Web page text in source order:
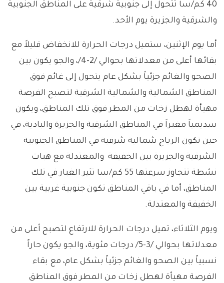
40 كم/سا تتحول إلى جنوبية شرقية على المناطق الجنوبية
والشرقية والجزيرة يوم الأحد.
أما يوم الإثنين، ستميل درجات الحرارة للانخفاض قليلاً مع
بقائها أعلى من معدلاتها بحوالي /2-4/، والجو يكون بين
الصحو والغائم جزئياً بشكل عام يتحول إلى غائم فوق
المناطق الشمالية والشمالية الشرقية لتصبح الفرصة
مهيأة لهطل زخات من المطر فوق تلك المناطق، ويكون
سديمياً مغبراً في المناطق الشرقية والجزيرة والبادية، في
حين تكون الرياح شمالية شرقية في المناطق الجنوبية
الشرقية والجزيرة بين الخفيفة والمعتدلة مع هبات
نشطة تتجاوز سرعتها 55 كم/سا تثير الغبار في تلك
المناطق، أما في باقي المناطق تكون جنوبية غربية بين
الخفيفة والمعتدلة.
ويوم الثلاثاء، تميل درجات الحرارة للارتفاع لتصبح أعلى من
معدلاتها بحوالي /3-5/ درجات مئوية، والجو يكون حاراً
نسبياً بين الصحو والغائم جزئياً بشكل عام، مع بقاء
الفرصة مهيأة لهطل زخات من المطر فوق المناطق